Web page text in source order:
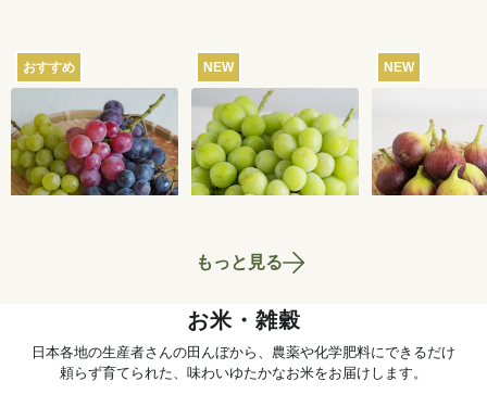
おすすめ
【産地直送】葡萄畑
ふくじろうのふぞろ
い濃厚ぶどう 1.6kg
送料込 6,750円
NEW
【産地直送】やまな
し笛吹のシャインマ
スカット 1.2kg（特
栽相当）
送料込 6,580円
NEW
【産地直送】
こファームの
く 12個入り（
当）
送料込
もっと見る
お米・雑穀
日本各地の生産者さんの田んぼから、農薬や化学肥料にできるだけ
頼らず育てられた、味わいゆたかなお米をお届けします。